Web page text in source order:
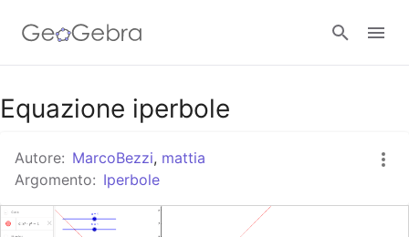
Google Classroom
GeoGebra Classroom
Equazione iperbole
Autore: MarcoBezzi, mattia
Argomento: Iperbole